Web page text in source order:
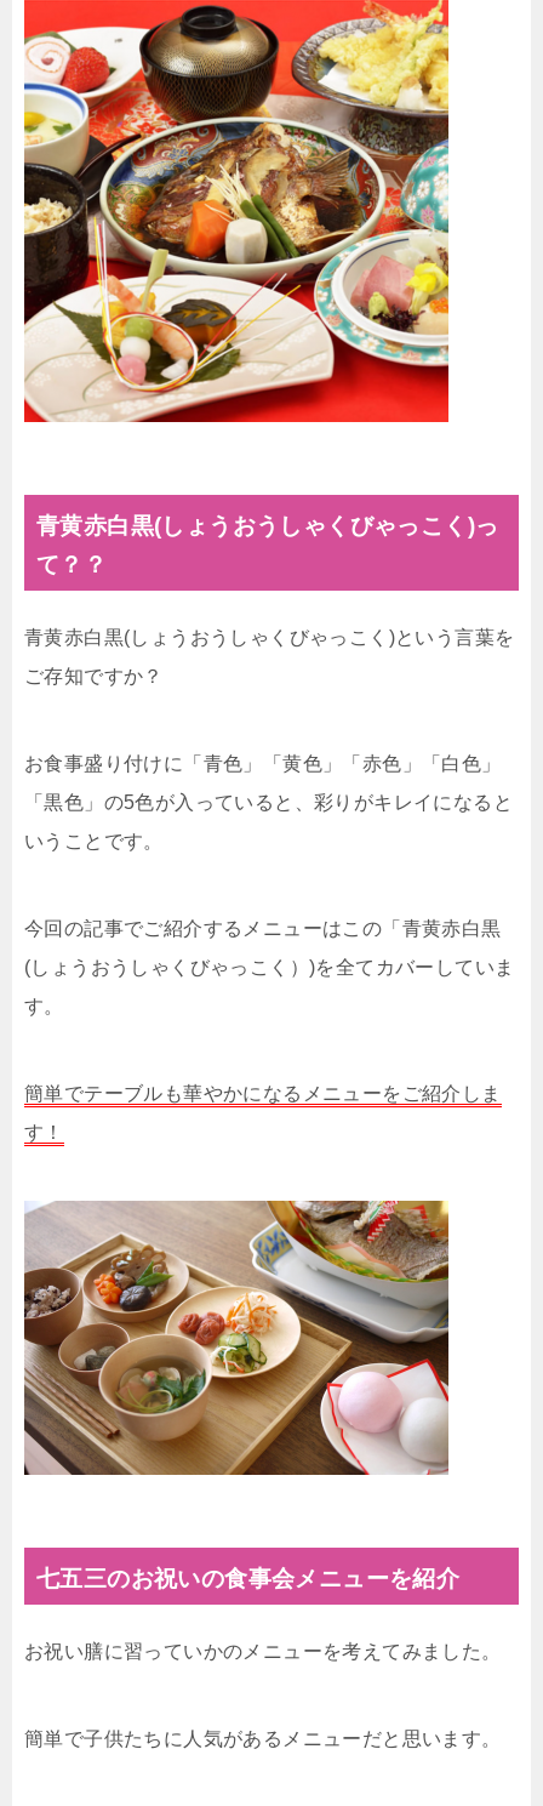
青黄赤白黒(しょうおうしゃくびゃっこく)っ
て？？
青黄赤白黒(しょうおうしゃくびゃっこく)という言葉を
ご存知ですか？
お食事盛り付けに「青色」「黄色」「赤色」「白色」
「黒色」の5色が入っていると、彩りがキレイになると
いうことです。
今回の記事でご紹介するメニューはこの「青黄赤白黒
(しょうおうしゃくびゃっこく）)を全てカバーしていま
す。
簡単でテーブルも華やかになるメニューをご紹介しま
す！
七五三のお祝いの食事会メニューを紹介
お祝い膳に習っていかのメニューを考えてみました。
簡単で子供たちに人気があるメニューだと思います。